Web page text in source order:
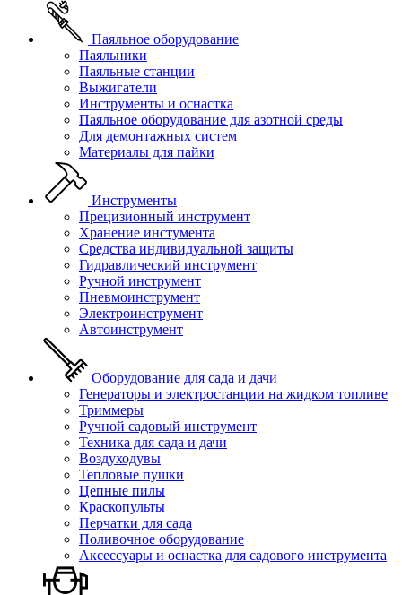
Паяльное оборудование
Паяльники
Паяльные станции
Выжигатели
Инструменты и оснастка
Паяльное оборудование для азотной среды
Для демонтажных систем
Материалы для пайки
Инструменты
Прецизионный инструмент
Хранение инстумента
Средства индивидуальной защиты
Гидравлический инструмент
Ручной инструмент
Пневмоинструмент
Электроинструмент
Автоинструмент
Оборудование для сада и дачи
Генераторы и электростанции на жидком топливе
Триммеры
Ручной садовый инструмент
Техника для сада и дачи
Воздуходувы
Тепловые пушки
Цепные пилы
Краскопульты
Перчатки для сада
Поливочное оборудование
Аксессуары и оснастка для садового инструмента